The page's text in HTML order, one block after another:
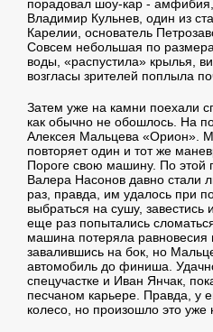
порадовал шоу-кар -
Владимир Кульнев, один из
Карелии, основатель
Совсем небольшая по
воды, «распустила» крылья,
возгласы зрителей поплыла
Затем уже на камни поехали
как обычно не обошлось. На
Алексея Мальцева «Орион».
повторяет один и тот же
Пороге свою машину. По этой
Валера Насонов давно стали
раз, правда, им удалось при
выбраться на сушу, завестись
еще раз попытались
машина потеряла равновесия
завалившись на бок, но
автомобиль до финиша.
спецучастке и Иван Янчак,
песчаном карьере. Правда, у
колесо, но произошло это